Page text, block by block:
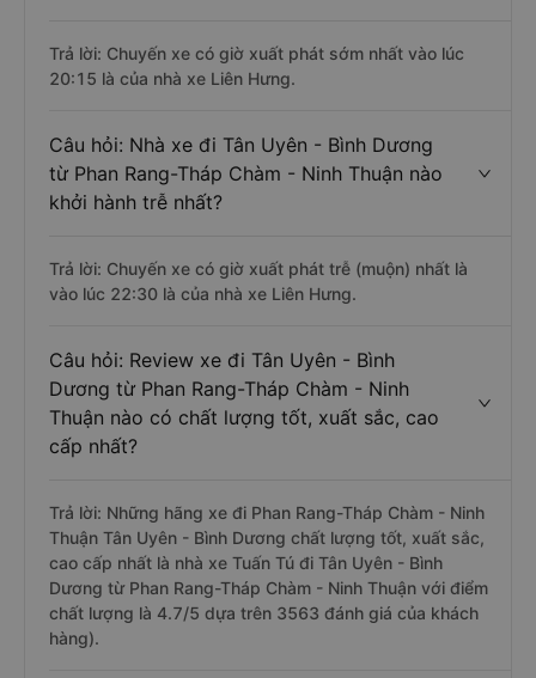
Trả lời: Chuyến xe có giờ xuất phát sớm nhất vào lúc
20:15 là của nhà xe Liên Hưng.
Câu hỏi: Nhà xe đi Tân Uyên - Bình Dương
từ Phan Rang-Tháp Chàm - Ninh Thuận nào
khởi hành trễ nhất?
Trả lời: Chuyến xe có giờ xuất phát trễ (muộn) nhất là
vào lúc 22:30 là của nhà xe Liên Hưng.
Câu hỏi: Review xe đi Tân Uyên - Bình
Dương từ Phan Rang-Tháp Chàm - Ninh
Thuận nào có chất lượng tốt, xuất sắc, cao
cấp nhất?
Trả lời: Những hãng xe đi Phan Rang-Tháp Chàm - Ninh
Thuận Tân Uyên - Bình Dương chất lượng tốt, xuất sắc,
cao cấp nhất là nhà xe Tuấn Tú đi Tân Uyên - Bình
Dương từ Phan Rang-Tháp Chàm - Ninh Thuận với điểm
chất lượng là 4.7/5 dựa trên 3563 đánh giá của khách
hàng).